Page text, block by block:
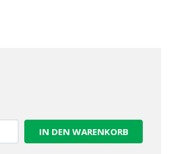
IN DEN WARENKORB